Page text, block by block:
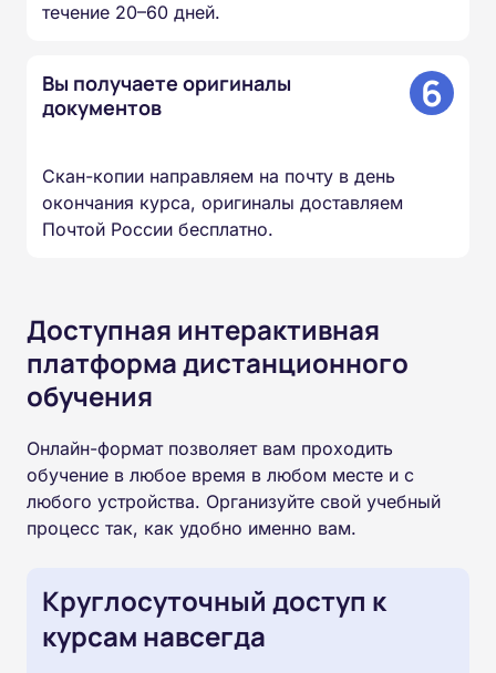
течение 20–60 дней.
Вы получаете оригиналы
документов
6
Скан-копии направляем на почту в день
окончания курса, оригиналы доставляем
Почтой России бесплатно.
Доступная интерактивная
платформа дистанционного
обучения
Онлайн-формат позволяет вам проходить
обучение в любое время в любом месте и с
любого устройства. Организуйте свой учебный
процесс так, как удобно именно вам.
Круглосуточный доступ к
курсам навсегда